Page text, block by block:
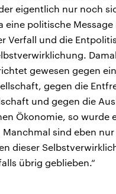
eigentlich nur noch
eine politische
Verfall und die
gewesen gegen
gegen die
und gegen die
Ökonomie, so wurde
sind eben
dieser
übrig geblieben.“